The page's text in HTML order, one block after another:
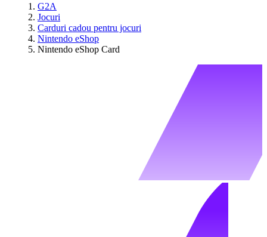
G2A
Jocuri
Carduri cadou pentru jocuri
Nintendo eShop
Nintendo eShop Card